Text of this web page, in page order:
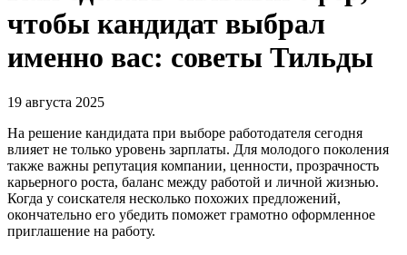
чтобы кандидат выбрал
именно вас: советы Тильды
19 августа 2025
На решение кандидата при выборе работодателя сегодня
влияет не только уровень зарплаты. Для молодого поколения
также важны репутация компании, ценности, прозрачность
карьерного роста, баланс между работой и личной жизнью.
Когда у соискателя несколько похожих предложений,
окончательно его убедить поможет грамотно оформленное
приглашение на работу.